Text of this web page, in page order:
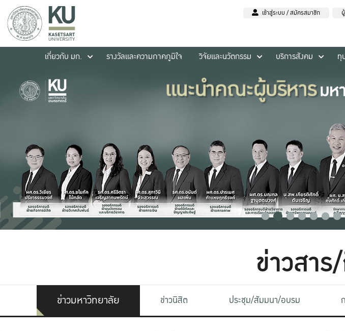
เข้าสู่ระบบ / สมัครสมาชิก
เกี่ยวกับ มก.
รางวัลและความภาคภูมิใจ วิจัยและนวัตกรรม บริการสังคม ทุ
ข่าวสา
ข่าวมหาวิทยาลัย ข่าวนิสิต ประชุม/สัมมนา/อบรม